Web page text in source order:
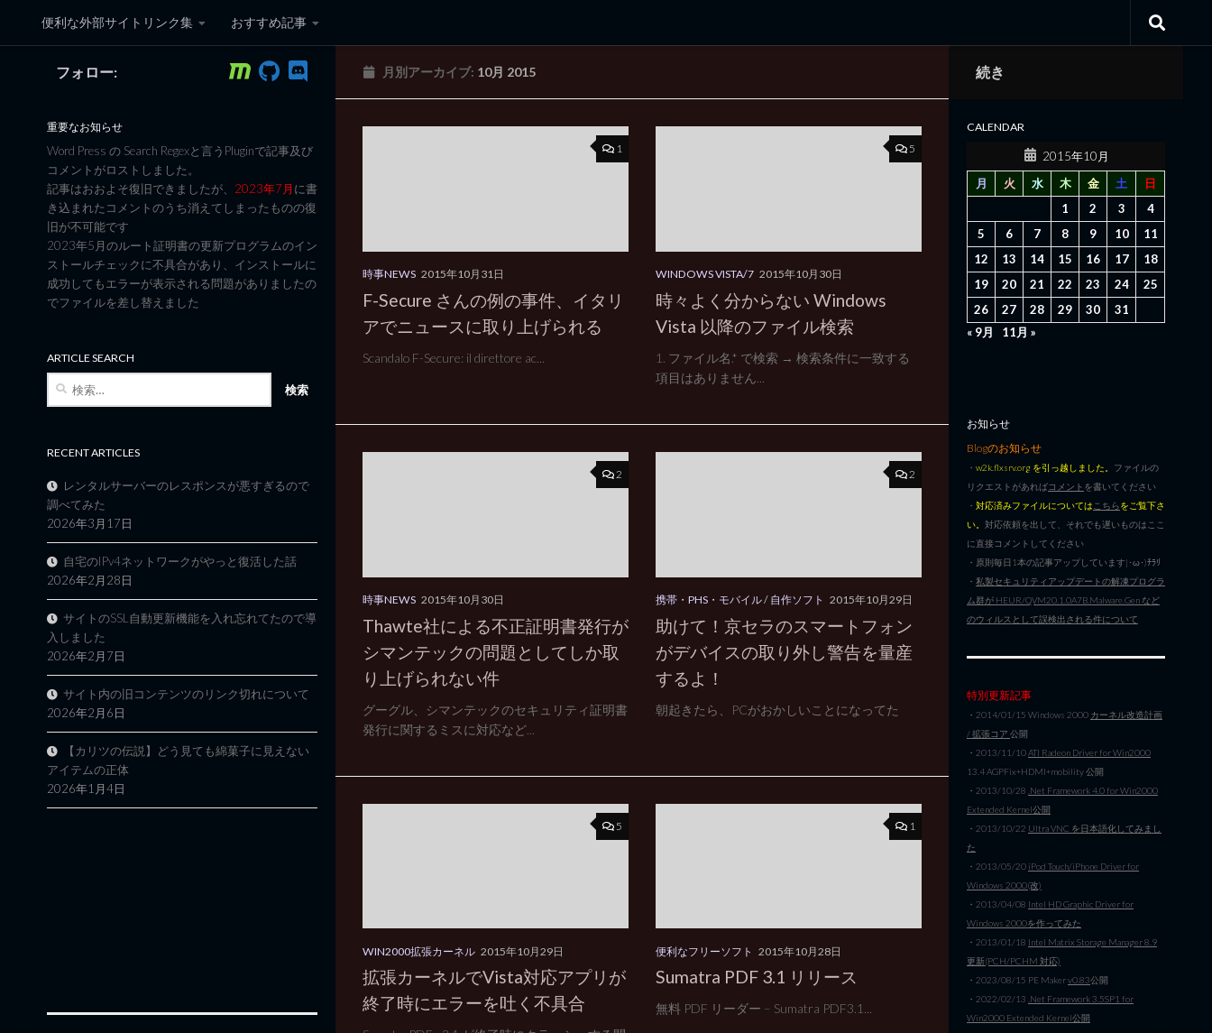
コンテンツへスキップ
便利な外部サイトリンク集 おすすめ記事
黒翼猫のコンピュータ日記 3rd Edition
月別アーカイブ: 10月 2015
1
時事NEWS 2015年10月31日
F-Secure さんの例の事件、イタリ
アでニュースに取り上げられる
Scandalo F-Secure: il direttore ac...
5
WINDOWS VISTA/7 2015年10月30日
時々よく分からない Windows
Vista 以降のファイル検索
1. ファイル名.* で検索 → 検索条件に一致する
項目はありません...
2
時事NEWS 2015年10月30日
Thawte社による不正証明書発行が
シマンテックの問題としてしか取
り上げられない件
グーグル、シマンテックのセキュリティ証明書
発行に関するミスに対応など...
2
携帯・PHS・モバイル/ 自作ソフト 2015年10月29日
助けて！京セラのスマートフォン
がデバイスの取り外し警告を量産
するよ！
朝起きたら、PCがおかしいことになってた
5
WIN2000拡張カーネル 2015年10月29日
拡張カーネルでVista対応アプリが
終了時にエラーを吐く不具合
1
便利なフリーソフト 2015年10月28日
Sumatra PDF 3.1 リリース
無料 PDF リーダー – Sumatra PDF3.1...
フォロー:
重要なお知らせ
Word Press の Search Regexと言うPluginで記事及び
コメントがロストしました。
記事はおおよそ復旧できましたが、 2023年7月に書
き込まれたコメントのうち消えてしまったものの復
旧が不可能です
2023年5月のルート証明書の更新プログラムのイン
ストールチェックに不具合があり、インストールに
成功してもエラーが表示される問題がありましたの
でファイルを差し替えました
ARTICLE SEARCH
RECENT ARTICLES
レンタルサーバーのレスポンスが悪すぎるので
調べてみた
2026年3月17日
自宅のIPv4ネットワークがやっと復活した話
2026年2月28日
サイトのSSL自動更新機能を入れ忘れてたので導
入しました
2026年2月7日
サイト内の旧コンテンツのリンク切れについて
2026年2月6日
【カリツの伝説】どう見ても綿菓子に見えない
アイテムの正体
2026年1月4日
続き
CALENDAR
2015年10月
月
火 水 木 金 土
日
1
2 3
4
5
6 7 8 9 10
11
12
13 14 15 16 17
18
19
20 21 22 23 24
25
26
27 28 29 30
31
« 9月
11月 »
お知らせ
Blogのお知らせ
・ w2k.flxsrv.org を引っ越しました。 ファイルの
リクエストがあればコメント を書いてください
・ 対応済みファイルについては こちらをご覧下さ
い。 対応依頼を出して、それでも遅いものはここ
に直接コメントしてください
・原則毎日1本の記事アップしています|･ω･)ﾁﾗﾘ
・ 私製セキュリティアップデートの解凍プログラ
ム群が HEUR/QVM20.1.0A7B.Malware.Gen など
のウィルスとして誤検出される件について
特別更新記事
・2014/01/15 Windows 2000 カーネル改造計画
/ 拡張コア 公開
・2013/11/10ATI Radeon Driver for Win2000
13.4 AGPFix+HDMI+mobility 公開
・2013/10/28 .Net Framework 4.0 for Win2000
Extended Kernel公開
・2013/10/22 Ultra VNC を日本語化してみまし
た
・2013/05/20 iPod Touch/iPhone Driver for
Windows 2000(改)
・2013/04/08 Intel HD Graphic Driver for
Windows 2000を作ってみた
・2013/01/18 Intel Matrix Storage Manager 8.9
更新(PCH/PCHM 対応)
・2023/08/15 PE Makerv0.83公開
・2022/02/13 .Net Framework 3.5SP1 for
Win2000 Extended Kernel公開